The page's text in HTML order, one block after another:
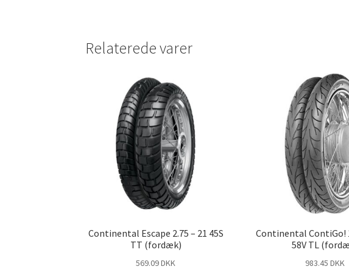
Relaterede varer
Continental Escape 2.75 – 21 45S
TT (fordæk)
569.09 DKK
Continental ContiGo!
58V TL
983.45 DKK